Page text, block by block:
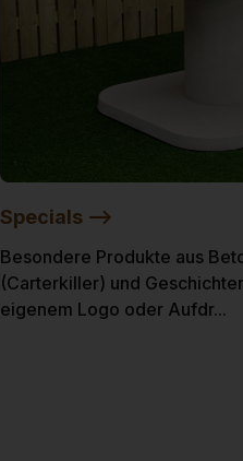
Specials -->
Besondere Produkte aus
(Carterkiller) und
eigenem Logo oder Aufdr...